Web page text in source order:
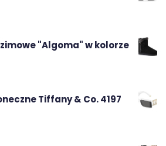
zimowe "Algoma" w kolorze
Tiffany & Co. 4197